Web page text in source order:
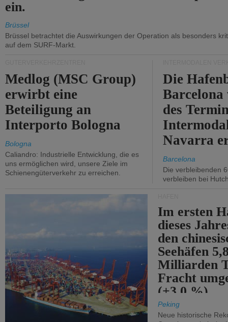
ein.
Brüssel
Brüssel betrachtet die Auswirkungen der Operation als besonders
auf dem SURF-Markt.
Medlog (MSC Group)
erwirbt eine
Beteiligung an
Interporto Bologna
Bologna
Caliandro: Industrielle Entwicklung, die es
uns ermöglichen wird, unsere Ziele im
Schienengüterverkehr zu erreichen.
Die
des
Navarra
Barcelona
Die verbleibenden
verbleiben bei
Im ersten
dieses
den
Seehäfen
Milliarden
Fracht
(+3,0 %).
Peking
Neue historische